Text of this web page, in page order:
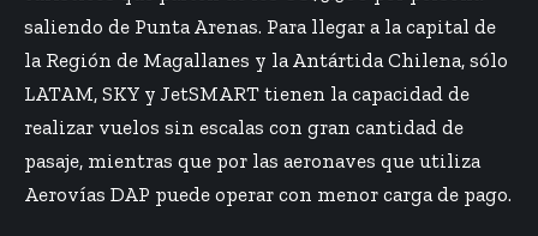
saliendo de Punta Arenas. Para llegar a la capital de
la Región de Magallanes y la Antártida Chilena, sólo
LATAM, SKY y JetSMART tienen la capacidad de
realizar vuelos sin escalas con gran cantidad de
pasaje, mientras que por las aeronaves que utiliza
Aerovías DAP puede operar con menor carga de pago.